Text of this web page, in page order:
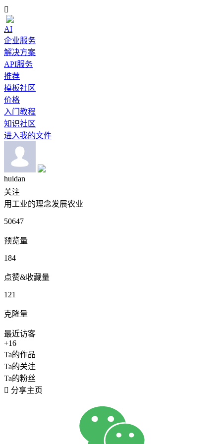

AI
企业服务
解决方案
API服务
推荐
模板社区
价格
入门教程
知识社区
进入我的文件
huidan
关注
用工业的理念发展农业
50647
预览量
184
点赞&收藏量
121
克隆量
最近访客
+16
Ta的作品
Ta的关注
Ta的粉丝
 分享主页